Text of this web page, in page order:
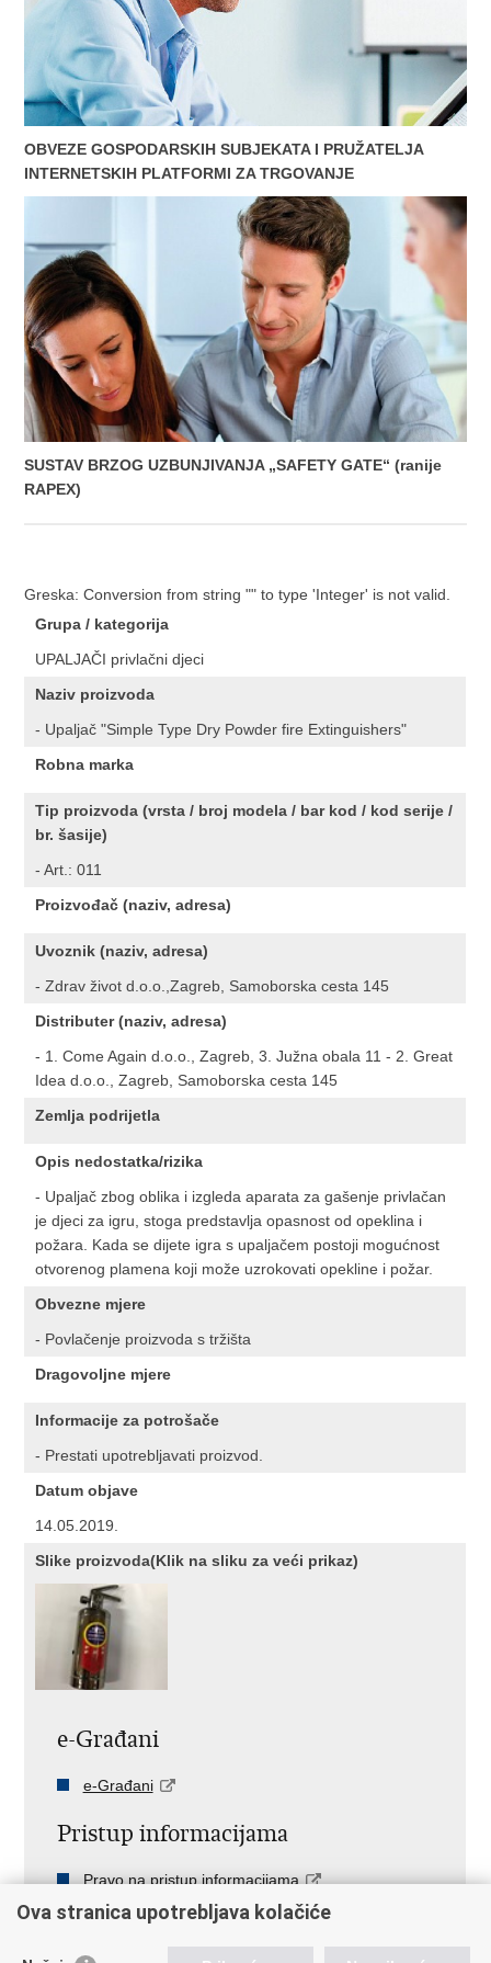
OBVEZE GOSPODARSKIH SUBJEKATA I PRUŽATELJA
INTERNETSKIH PLATFORMI ZA TRGOVANJE
SUSTAV BRZOG UZBUNJIVANJA „SAFETY GATE“ (ranije
RAPEX)
Greska: Conversion from string "" to type 'Integer' is not valid.
Grupa / kategorija
UPALJAČI privlačni djeci
Naziv proizvoda
- Upaljač "Simple Type Dry Powder fire Extinguishers"
Robna marka
Tip proizvoda (vrsta / broj modela / bar kod / kod serije /
br. šasije)
- Art.: 011
Proizvođač (naziv, adresa)
Uvoznik (naziv, adresa)
- Zdrav život d.o.o.,Zagreb, Samoborska cesta 145
Distributer (naziv, adresa)
- 1. Come Again d.o.o., Zagreb, 3. Južna obala 11 - 2. Great
Idea d.o.o., Zagreb, Samoborska cesta 145
Zemlja podrijetla
Opis nedostatka/rizika
- Upaljač zbog oblika i izgleda aparata za gašenje privlačan
je djeci za igru, stoga predstavlja opasnost od opeklina i
požara. Kada se dijete igra s upaljačem postoji mogućnost
otvorenog plamena koji može uzrokovati opekline i požar.
Obvezne mjere
- Povlačenje proizvoda s tržišta
Dragovoljne mjere
Informacije za potrošače
- Prestati upotrebljavati proizvod.
Datum objave
14.05.2019.
Slike proizvoda(Klik na sliku za veći prikaz)
e-Građani
e-Građani
Pristup informacijama
Pravo na pristup informacijama
Javna nabava
Pristup otvorenim podacima ministarstva
Ova stranica upotrebljava kolačiće